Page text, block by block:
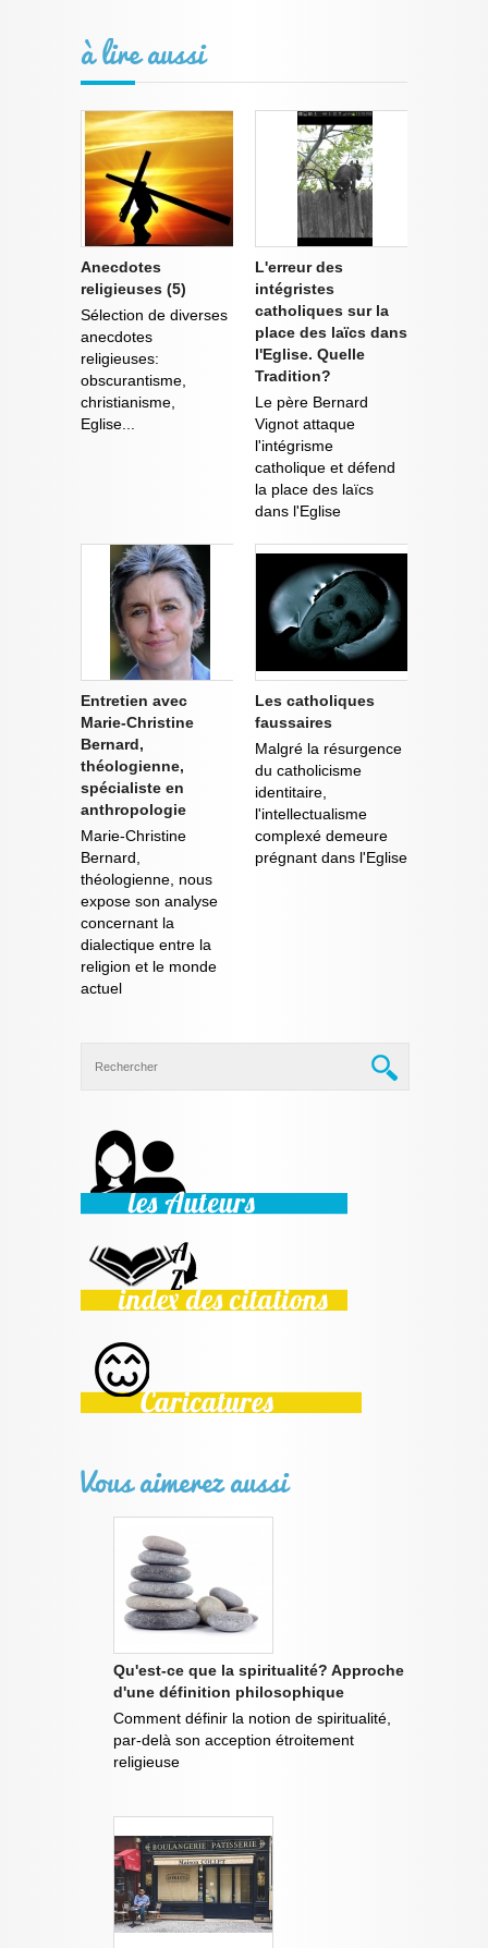
à lire aussi
Anecdotes
religieuses (5)
Sélection de diverses
anecdotes
religieuses:
obscurantisme,
christianisme,
Eglise...
L'erreur des
intégristes
catholiques sur la
place des laïcs dans
l'Eglise. Quelle
Tradition?
Le père Bernard
Vignot attaque
l'intégrisme
catholique et défend
la place des laïcs
dans l'Eglise
Entretien avec
Marie-Christine
Bernard,
théologienne,
spécialiste en
anthropologie
Marie-Christine
Bernard,
théologienne, nous
expose son analyse
concernant la
dialectique entre la
religion et le monde
actuel
Les catholiques
faussaires
Malgré la résurgence
du catholicisme
identitaire,
l'intellectualisme
complexé demeure
prégnant dans l'Eglise
Vous aimerez aussi
Qu'est-ce que la spiritualité? Approche
d'une définition philosophique
Comment définir la notion de spiritualité,
par-delà son acception étroitement
religieuse